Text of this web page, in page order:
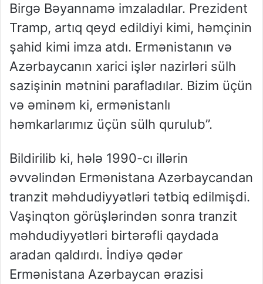
Birgə Bəyannamə imzaladılar. Prezident
Tramp, artıq qeyd edildiyi kimi, həmçinin
şahid kimi imza atdı. Ermənistanın və
Azərbaycanın xarici işlər nazirləri sülh
sazişinin mətnini parafladılar. Bizim üçün
və əminəm ki, ermənistanlı
həmkarlarımız üçün sülh qurulub”.
Bildirilib ki, hələ 1990-cı illərin
əvvəlindən Ermənistana Azərbaycandan
tranzit məhdudiyyətləri tətbiq edilmişdi.
Vaşinqton görüşlərindən sonra tranzit
məhdudiyyətləri birtərəfli qaydada
aradan qaldırdı. İndiyə qədər
Ermənistana Azərbaycan ərazisi